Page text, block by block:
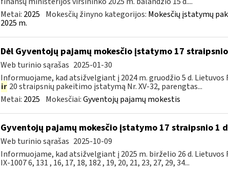
Metai: 2025 Mokesčių žinyno kategorijos: Mokesčių įstatymų
2025 m.
Dėl Gyventojų pajamų mokesčio įstatymo 17
Web turinio sąrašas 2025-01-30
Informuojame, kad atsižvelgiant į 2024 m. gruodžio 5 d.
ir 20 straipsnių pakeitimo įstatymą Nr. XV-32, parengtas...
Metai: 2025 Mokesčiai:Gyventojų pajamų mokestis
Gyventojų pajamų mokesčio įstatymo 17 straipsnio 1
Web turinio sąrašas 2025-10-09
Informuojame, kad atsižvelgiant į 2025 m. birželio 26 d.
IX-1007 6, 131 , 16, 17, 18, 182 , 19, 20, 21, 23, 27, 29, 34...